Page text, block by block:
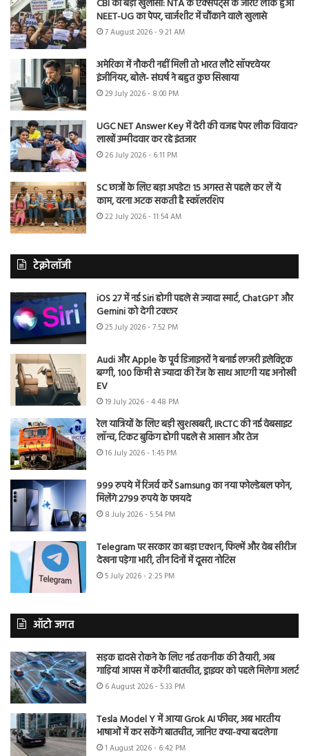
CBI का बड़ा खुलासा: NTA के एक्सपर्ट्स के जरिए लीक हुआ
NEET-UG का पेपर, चार्जशीट में चौंकाने वाले खुलासे
7 August 2026 - 9:21 AM
अमेरिका में नौकरी नहीं मिली तो भारत लौटे सॉफ्टवेयर
इंजीनियर, बोले- संघर्ष ने बहुत कुछ सिखाया
29 July 2026 - 8:00 PM
UGC NET Answer Key में देरी की वजह पेपर लीक विवाद?
लाखों उम्मीदवार कर रहे इंतजार
26 July 2026 - 6:11 PM
SC छात्रों के लिए बड़ा अपडेट! 15 अगस्त से पहले कर लें ये
काम, वरना अटक सकती है स्कॉलरशिप
22 July 2026 - 11:54 AM
टेक्नोलॉजी
iOS 27 में नई Siri होगी पहले से ज्यादा स्मार्ट, ChatGPT और
Gemini को देगी टक्कर
25 July 2026 - 7:52 PM
Audi और Apple के पूर्व डिजाइनरों ने बनाई लग्जरी इलेक्ट्रिक
बग्गी, 100 किमी से ज्यादा की रेंज के साथ आएगी यह अनोखी
EV
19 July 2026 - 4:48 PM
रेल यात्रियों के लिए बड़ी खुशखबरी, IRCTC की नई वेबसाइट
लॉन्च, टिकट बुकिंग होगी पहले से आसान और तेज
16 July 2026 - 1:45 PM
999 रुपये में रिजर्व करें Samsung का नया फोल्डेबल फोन,
मिलेंगे 2799 रुपये के फायदे
8 July 2026 - 5:54 PM
Telegram पर सरकार का बड़ा एक्शन, फिल्में और वेब सीरीज
देखना पड़ेगा भारी, तीन दिनों में दूसरा नोटिस
5 July 2026 - 2:25 PM
ऑटो जगत
सड़क हादसे रोकने के लिए नई तकनीक की तैयारी, अब
गाड़ियां आपस में करेंगी बातचीत, ड्राइवर को पहले मिलेगा अलर्ट
6 August 2026 - 5:33 PM
Tesla Model Y में आया Grok AI फीचर, अब भारतीय
भाषाओं में कर सकेंगे बातचीत, जानिए क्या-क्या बदलेगा
1 August 2026 - 6:42 PM